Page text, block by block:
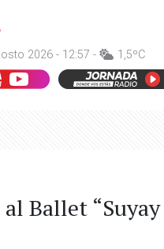
2026 - 12:57 - 1,5ºC
Ballet “Suyay